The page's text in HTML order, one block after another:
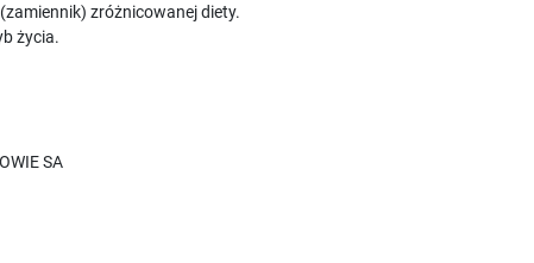
zróżnicowanej diety.
życia.
SA